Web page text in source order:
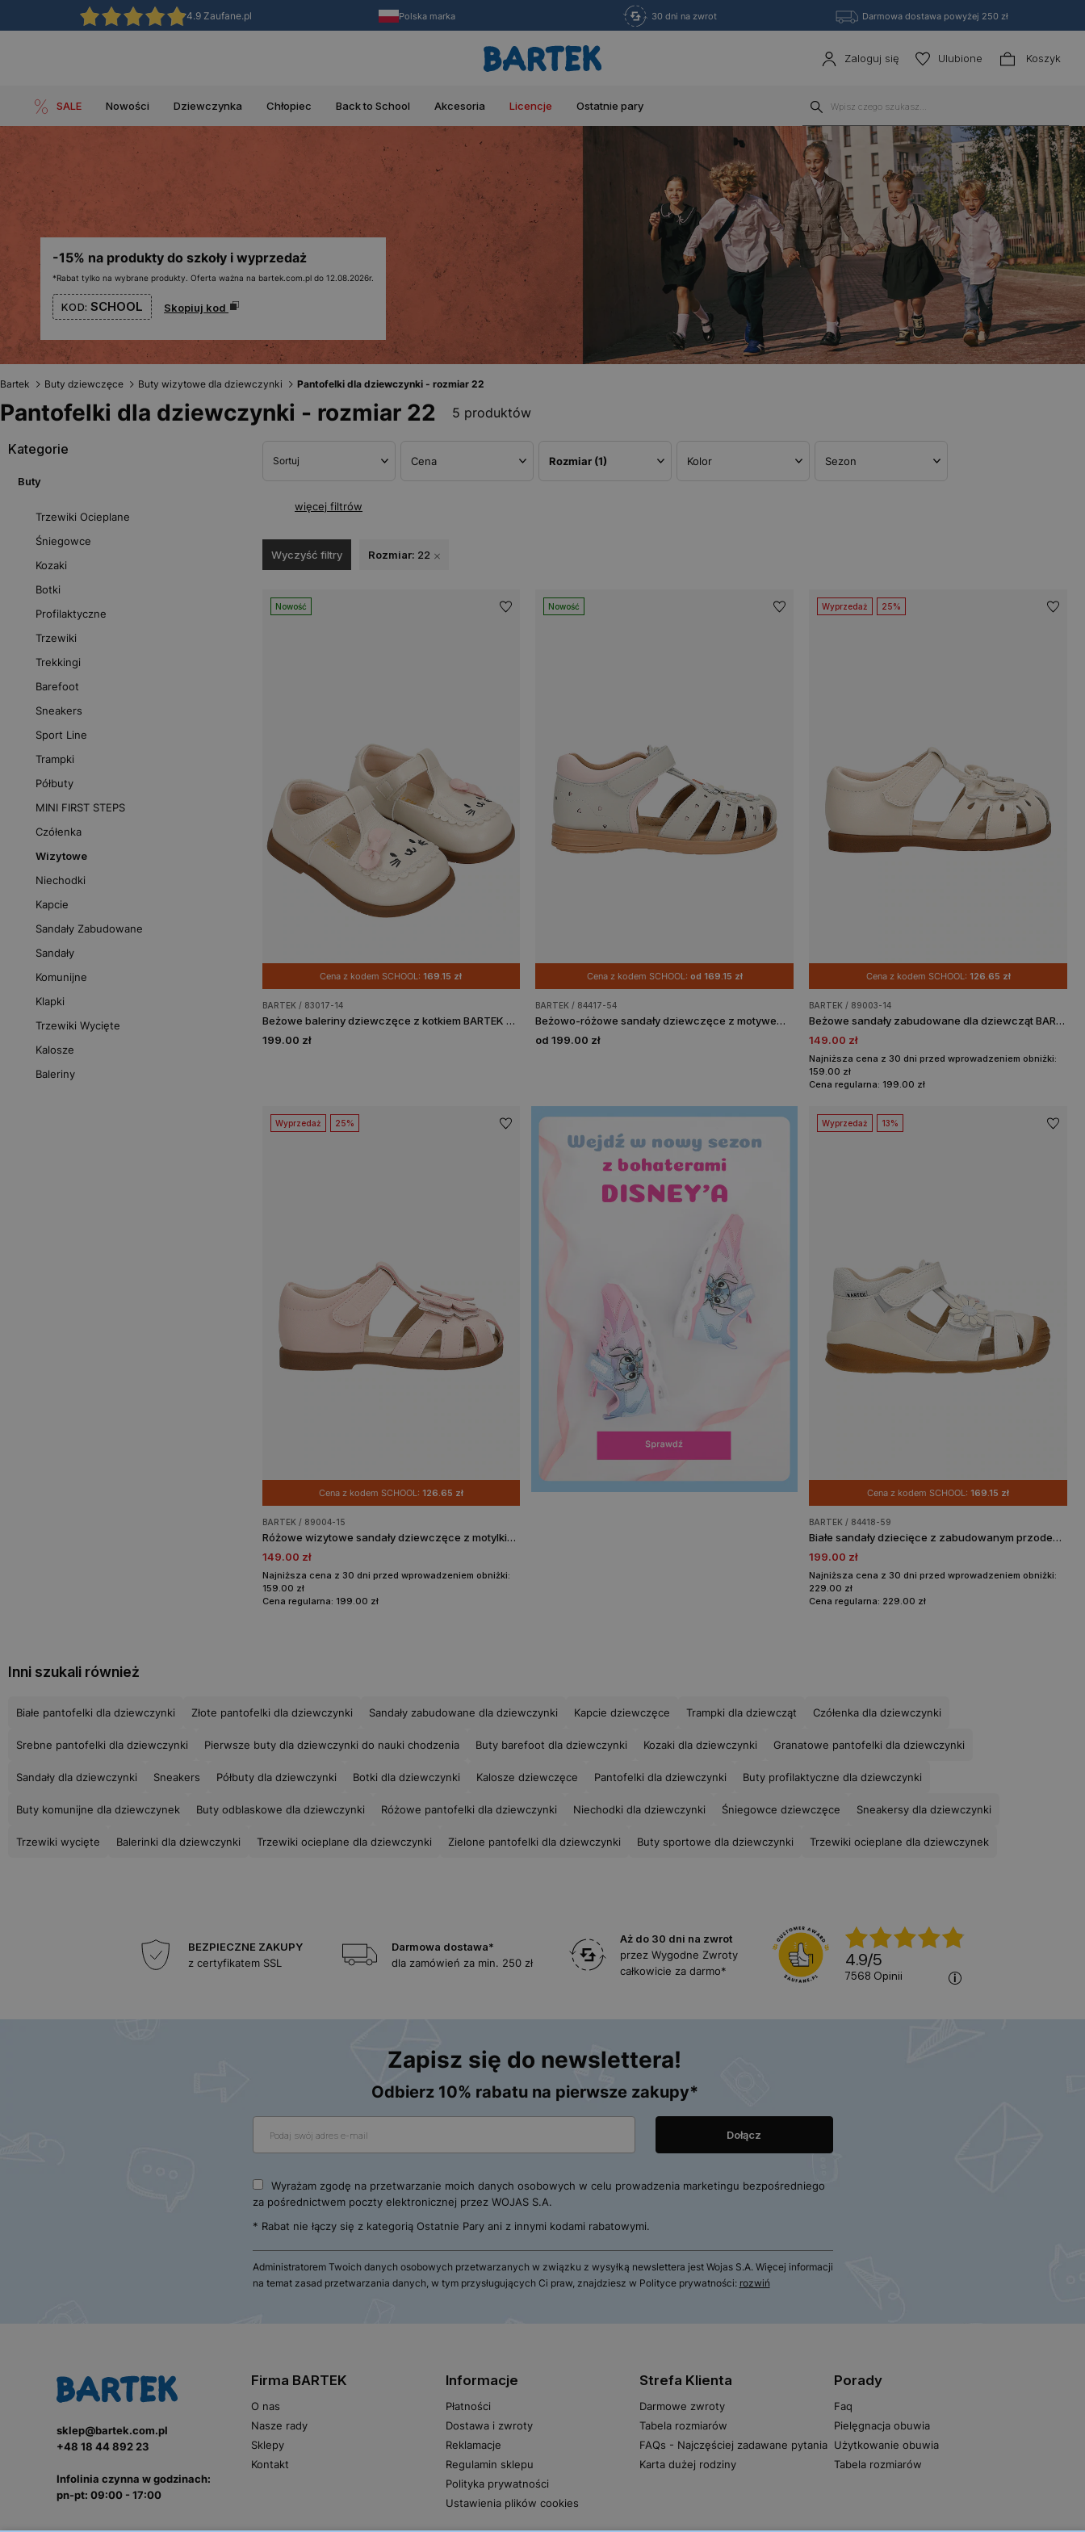
4.9 Zaufane.pl Polska marka 30 dni na zwrot Darmowa dostawa powyżej 250 zł
Zaloguj się Ulubione Koszyk
SALE Nowości Dziewczynka Chłopiec Back to School Akcesoria Licencje Ostatnie pary
-15% na produkty do szkoły i wyprzedaż
*Rabat tylko na wybrane produkty. Oferta ważna na bartek.com.pl do 12.08.2026r.
KOD: SCHOOL Skopiuj kod
Bartek Buty dziewczęce Buty wizytowe dla dziewczynki Pantofelki dla dziewczynki - rozmiar 22
Pantofelki dla dziewczynki - rozmiar 22 5 produktów
Kategorie
Buty
Trzewiki Ocieplane
Śniegowce
Kozaki
Botki
Profilaktyczne
Trzewiki
Trekkingi
Barefoot
Sneakers
Sport Line
Trampki
Półbuty
MINI FIRST STEPS
Czółenka
Wizytowe
Niechodki
Kapcie
Sandały Zabudowane
Sandały
Komunijne
Klapki
Trzewiki Wycięte
Kalosze
Baleriny
Sortuj Cena Rozmiar (1) Kolor Sezon
więcej filtrów
Wyczyść filtry Rozmiar: 22
Nowość
Cena z kodem SCHOOL:169.15 zł
BARTEK / 83017-14
Beżowe baleriny dziewczęce z kotkiem BARTEK 83017-14
199.00 zł
Nowość
Cena z kodem SCHOOL: od 169.15 zł
BARTEK / 84417-54
Beżowo-różowe sandały dziewczęce z motywem kwiatowym BARTEK 84417-54
od 199.00 zł
Wyprzedaż 25%
Cena z kodem SCHOOL: 126.65 zł
BARTEK / 89003-14
Beżowe sandały zabudowane dla dziewcząt BARTEK 89003-14
149.00 zł
Najniższa cena z 30 dni przed wprowadzeniem obniżki:
159.00 zł
Cena regularna: 199.00 zł
Wyprzedaż 25%
Cena z kodem SCHOOL: 126.65 zł
BARTEK / 89004-15
Różowe wizytowe sandały dziewczęce z motylkiem
149.00 zł
Najniższa cena z 30 dni przed wprowadzeniem obniżki:
159.00 zł
Cena regularna: 199.00 zł
Wyprzedaż 13%
Cena z kodem SCHOOL:169.15 zł
BARTEK / 84418-59
Białe sandały dziecięce z zabudowanym przodem BARTEK 84418-59
199.00 zł
Najniższa cena z 30 dni przed wprowadzeniem obniżki:
229.00 zł
Cena regularna: 229.00 zł
Inni szukali również
Białe pantofelki dla dziewczynki Złote pantofelki dla dziewczynki Sandały zabudowane dla dziewczynki Kapcie dziewczęce Trampki dla dziewcząt Czółenka dla dziewczynki
Srebne pantofelki dla dziewczynki Pierwsze buty dla dziewczynki do nauki chodzenia Buty barefoot dla dziewczynki Kozaki dla dziewczynki Granatowe pantofelki dla dziewczynki
Sandały dla dziewczynki Sneakers Półbuty dla dziewczynki Botki dla dziewczynki Kalosze dziewczęce Pantofelki dla dziewczynki Buty profilaktyczne dla dziewczynki
Buty komunijne dla dziewczynek Buty odblaskowe dla dziewczynki Różowe pantofelki dla dziewczynki Niechodki dla dziewczynki Śniegowce dziewczęce Sneakersy dla dziewczynki
Trzewiki wycięte Balerinki dla dziewczynki Trzewiki ocieplane dla dziewczynki Zielone pantofelki dla dziewczynki Buty sportowe dla dziewczynki Trzewiki ocieplane dla dziewczynek
BEZPIECZNE ZAKUPY
z certyfikatem SSL
Darmowa dostawa*
dla zamówień za min. 250 zł
Aż do 30 dni na zwrot
przez Wygodne Zwroty
całkowicie za darmo*
4.9/5
7568 opinii
Zapisz się do newslettera!
Odbierz 10% rabatu na pierwsze zakupy*
Wyrażam zgodę na przetwarzanie moich danych osobowych w celu prowadzenia marketingu bezpośredniego
za pośrednictwem poczty elektronicznej przez WOJAS S.A.
* Rabat nie łączy się z kategorią Ostatnie Pary ani z innymi kodami rabatowymi.
Administratorem Twoich danych osobowych przetwarzanych w związku z wysyłką newslettera jest Wojas S.A. Więcej informacji
na temat zasad przetwarzania danych, w tym przysługujących Ci praw, znajdziesz w Polityce prywatności: rozwiń
sklep@bartek.com.pl
+48 18 44 892 23
Infolinia czynna w godzinach:
pn-pt: 09:00 - 17:00
Firma BARTEK
O nas
Nasze rady
Sklepy
Kontakt
Informacje
Płatności
Dostawa i zwroty
Reklamacje
Regulamin sklepu
Polityka prywatności
Ustawienia plików cookies
Strefa Klienta
Darmowe zwroty
Tabela rozmiarów
FAQs - Najczęściej zadawane pytania
Karta dużej rodziny
Porady
Faq
Pielęgnacja obuwia
Użytkowanie obuwia
Tabela rozmiarów